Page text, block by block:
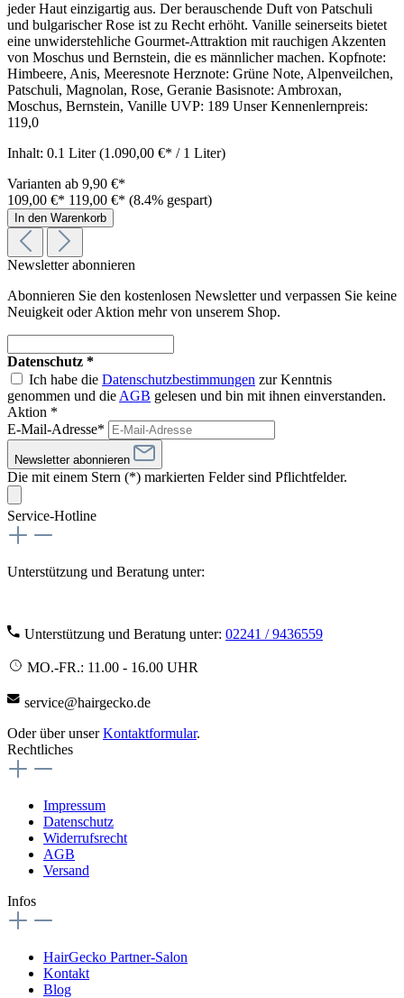
jeder Haut einzigartig aus. Der berauschende Duft von Patschuli
und bulgarischer Rose ist zu Recht erhöht. Vanille seinerseits bietet
eine unwiderstehliche Gourmet-Attraktion mit rauchigen Akzenten
von Moschus und Bernstein, die es männlicher machen. Kopfnote:
Himbeere, Anis, Meeresnote Herznote: Grüne Note, Alpenveilchen,
Patschuli, Magnolan, Rose, Geranie Basisnote: Ambroxan,
Moschus, Bernstein, Vanille UVP: 189 Unser Kennenlernpreis:
119,0
Inhalt: 0.1 Liter(1.090,00 €* / 1 Liter)
Varianten ab 9,90 €*
109,00 €* 119,00 €* (8.4% gespart)
In den Warenkorb
Newsletter abonnieren
Abonnieren Sie den kostenlosen Newsletter und verpassen Sie keine
Neuigkeit oder Aktion mehr von unserem Shop.
Datenschutz *
Ich habe die Datenschutzbestimmungen zur Kenntnis
genommen und die AGB gelesen und bin mit ihnen einverstanden.
Aktion *
E-Mail-Adresse*
Newsletter abonnieren
Die mit einem Stern (*) markierten Felder sind Pflichtfelder.
Service-Hotline
Unterstützung und Beratung unter:
Unterstützung und Beratung unter: 02241 / 9436559
MO.-FR.: 11.00 - 16.00 UHR
service@hairgecko.de
Oder über unserKontaktformular.
Rechtliches
Impressum
Datenschutz
Widerrufsrecht
AGB
Versand
Infos
HairGecko Partner-Salon
Kontakt
Blog